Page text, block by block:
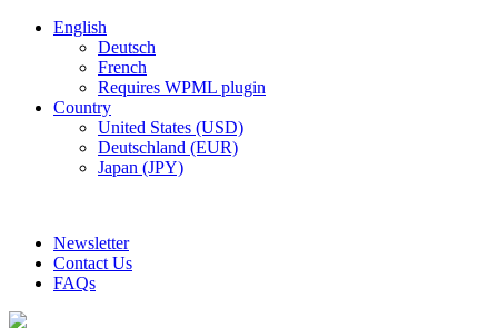
English
Deutsch
French
Requires WPML plugin
Country
United States (USD)
Deutschland (EUR)
Japan (JPY)
Newsletter
Contact Us
FAQs